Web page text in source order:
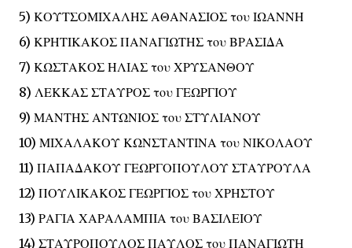
5) ΚΟΥΤΣΟΜΙΧΑΛΗΣ ΑΘΑΝΑΣΙΟΣ του ΙΩΑΝΝΗ
6) ΚΡΗΤΙΚΑΚΟΣ ΠΑΝΑΓΙΩΤΗΣ του ΒΡΑΣΙΔΑ
7) ΚΩΣΤΑΚΟΣ ΗΛΙΑΣ του ΧΡΥΣΑΝΘΟΥ
8) ΛΕΚΚΑΣ ΣΤΑΥΡΟΣ του ΓΕΩΡΓΙΟΥ
9) ΜΑΝΤΗΣ ΑΝΤΩΝΙΟΣ του ΣΤΥΛΙΑΝΟΥ
10) ΜΙΧΑΛΑΚΟΥ ΚΩΝΣΤΑΝΤΙΝΑ του ΝΙΚΟΛΑΟΥ
11) ΠΑΠΑΔΑΚΟΥ ΓΕΩΡΓΟΠΟΥΛΟΥ ΣΤΑΥΡΟΥΛΑ
12) ΠΟΥΛΙΚΑΚΟΣ ΓΕΩΡΓΙΟΣ του ΧΡΗΣΤΟΥ
13) ΡΑΓΙΑ ΧΑΡΑΛΑΜΠΙΑ του ΒΑΣΙΛΕΙΟΥ
14) ΣΤΑΥΡΟΠΟΥΛΟΣ ΠΑΥΛΟΣ του ΠΑΝΑΓΙΩΤΗ